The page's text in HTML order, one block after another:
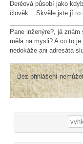
Deréová působí jako
člověk... Skvěle jste jí to
Pane inženýre?, já
měla na mysli? A co to
nedokáže ani adresáta
Bez přihlášení